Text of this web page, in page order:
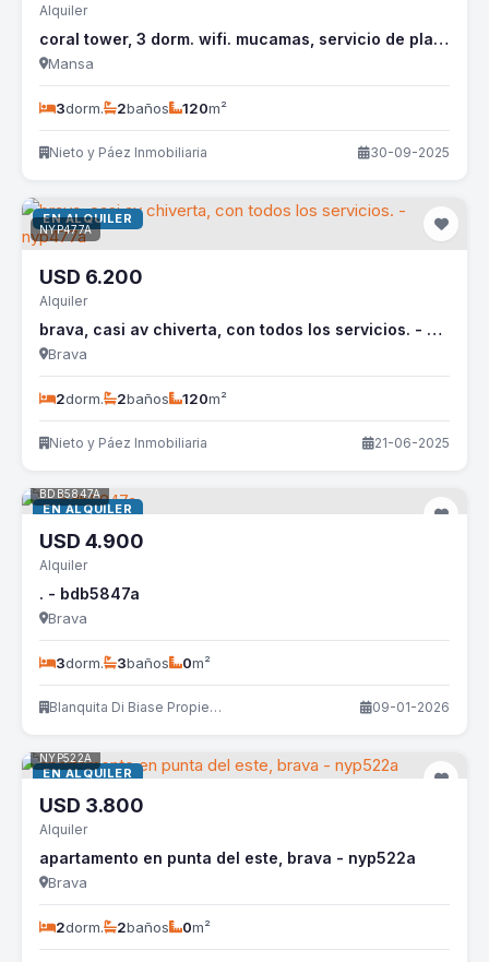
Alquiler
coral tower, 3 dorm. wifi. mucamas, servicio de playa. - nyp361a
Mansa
3dorm. 2baños 120m²
Nieto y Páez Inmobiliaria 30-09-2025
EN ALQUILER
NYP477A
USD 6.200
Alquiler
brava, casi av chiverta, con todos los servicios. - nyp477a
Brava
2dorm. 2baños 120m²
Nieto y Páez Inmobiliaria 21-06-2025
EN ALQUILER
BDB5847A
USD 4.900
Alquiler
. - bdb5847a
Brava
3dorm. 3baños 0m²
Blanquita Di Biase Propiedades 09-01-2026
EN ALQUILER
NYP522A
USD 3.800
Alquiler
apartamento en punta del este, brava - nyp522a
Brava
2dorm. 2baños 0m²